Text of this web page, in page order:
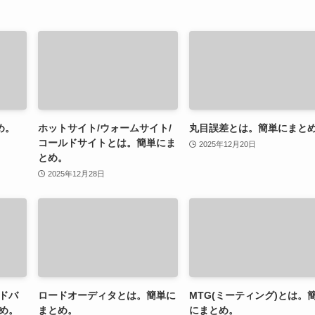
ホットサイト/ウォームサイト/
コールドサイトとは。簡単にま
とめ。
2025年12月28日
丸目誤差とは。簡単にまとめ
2025年12月20日
バ
。
ロードオーディタとは。簡単に
まとめ。
MTG(ミーティング)とは。
にまとめ。